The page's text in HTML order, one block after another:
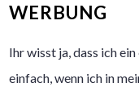
WERBUNG
Ihr wisst ja, dass ich
einfach, wenn ich in